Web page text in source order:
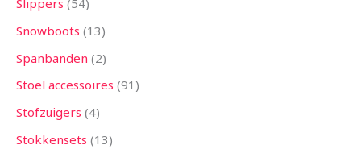
Slippers 54
Snowboots 13
Spanbanden 2
Stoel accessoires 91
Stofzuigers 4
Stokkensets 13